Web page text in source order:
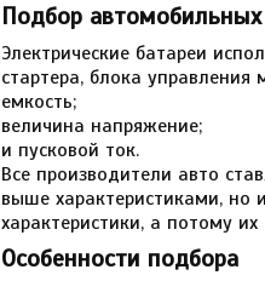
Подбор
Электрические батареи
стартера, блока управления
емкость;
величина напряжение;
и пусковой ток.
Все производители авто
выше характеристиками, но
характеристики, а потому
Особенности подбора